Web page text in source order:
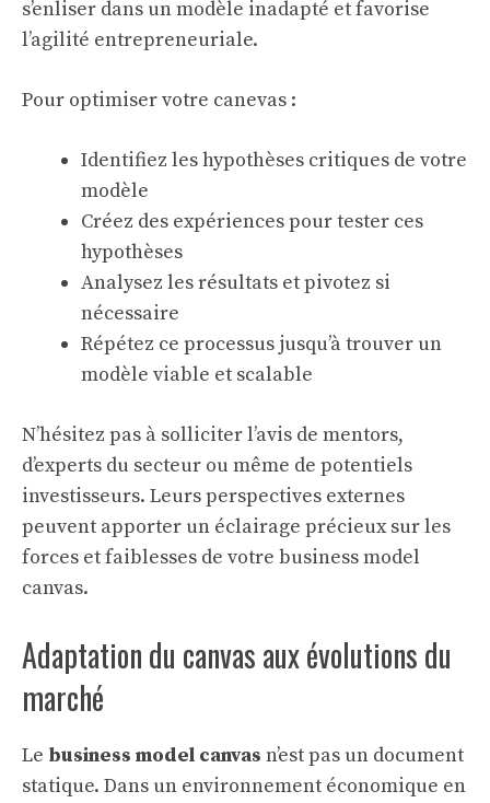
s’enliser dans un modèle inadapté et favorise
l’agilité entrepreneuriale.
Pour optimiser votre canevas :
Identifiez les hypothèses critiques de votre
modèle
Créez des expériences pour tester ces
hypothèses
Analysez les résultats et pivotez si
nécessaire
Répétez ce processus jusqu’à trouver un
modèle viable et scalable
N’hésitez pas à solliciter l’avis de mentors,
d’experts du secteur ou même de potentiels
investisseurs. Leurs perspectives externes
peuvent apporter un éclairage précieux sur les
forces et faiblesses de votre business model
canvas.
Adaptation du canvas aux évolutions du
marché
Le business model canvas n’est pas un document
statique. Dans un environnement économique en